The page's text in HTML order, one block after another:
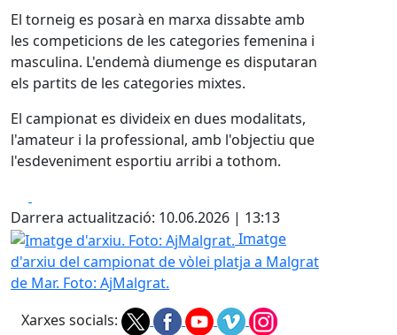
El torneig es posarà en marxa dissabte amb
les competicions de les categories femenina i
masculina. L'endemà diumenge es disputaran
els partits de les categories mixtes.
El campionat es divideix en dues modalitats,
l'amateur i la professional, amb l'objectiu que
l'esdeveniment esportiu arribi a tothom.
Darrera actualització: 10.06.2026 | 13:13
Imatge d'arxiu. Foto: AjMalgrat.
Imatge
d'arxiu del campionat de vòlei platja a Malgrat
de Mar. Foto: AjMalgrat.
Xarxes socials: